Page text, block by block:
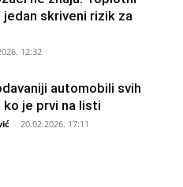
skriveni rizik za
12:32
automobili svih
ko je prvi na listi
- 20.02.2026. 17:11